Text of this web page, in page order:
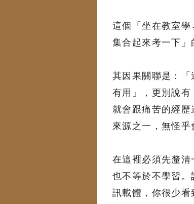
這個「坐在教室
集合起來考一下」
其因果關聯是：
有用」，更別說有
就會跟痛苦的經
來源之一，無怪乎
在這裡必須先釐
也不等於不學習
訊載體，你很少